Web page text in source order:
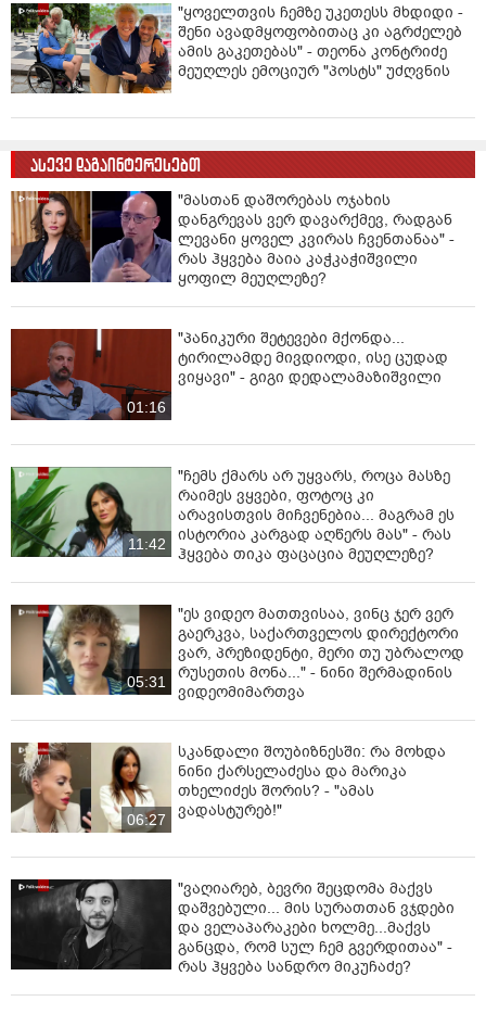
"ყოველთვის ჩემზე უკეთესს მხდიდი -
შენი ავადმყოფობითაც კი აგრძელებ
ამის გაკეთებას" - თეონა კონტრიძე
მეუღლეს ემოციურ "პოსტს" უძღვნის
ასევე დაგაინტერესებთ
"მასთან დაშორებას ოჯახის
დანგრევას ვერ დავარქმევ, რადგან
ლევანი ყოველ კვირას ჩვენთანაა" -
რას ჰყვება მაია კაჭკაჭიშვილი
ყოფილ მეუღლეზე?
01:16
"პანიკური შეტევები მქონდა...
ტირილამდე მივდიოდი, ისე ცუდად
ვიყავი" - გიგი დედალამაზიშვილი
11:42
"ჩემს ქმარს არ უყვარს, როცა მასზე
რაიმეს ვყვები, ფოტოც კი
არავისთვის მიჩვენებია... მაგრამ ეს
ისტორია კარგად აღწერს მას" - რას
ჰყვება თიკა ფაცაცია მეუღლეზე?
05:31
"ეს ვიდეო მათთვისაა, ვინც ჯერ ვერ
გაერკვა, საქართველოს დირექტორი
ვარ, პრეზიდენტი, მერი თუ უბრალოდ
რუსეთის მონა..." - ნინი შერმადინის
ვიდეომიმართვა
06:27
სკანდალი შოუბიზნესში: რა მოხდა
ნინი ქარსელაძესა და მარიკა
თხელიძეს შორის? - "ამას
ვადასტურებ!"
"ვაღიარებ, ბევრი შეცდომა მაქვს
დაშვებული... მის სურათთან ვჯდები
და ველაპარაკები ხოლმე...მაქვს
განცდა, რომ სულ ჩემ გვერდითაა" -
რას ჰყვება სანდრო მიკუჩაძე?